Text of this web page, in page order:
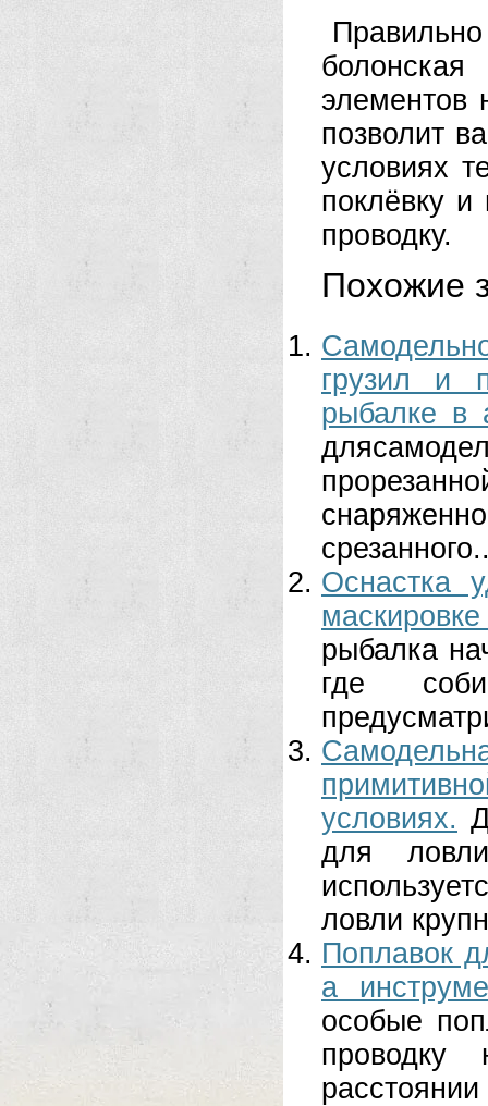
элементов
позволит
условиях
поклёвку и
проводку.
Похожие
грузил и
рыбалке в
Оснастка
рыбалка
где
условиях.
для
ловли
Поплавок
а
особые
проводку